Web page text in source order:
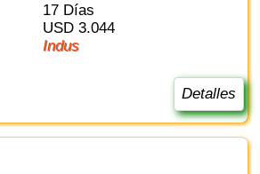
17 Días
USD 3.044
Indus
Detalles